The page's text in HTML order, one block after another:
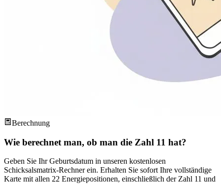
Berechnung
Wie berechnet man, ob man die Zahl 11 hat?
Geben Sie Ihr Geburtsdatum in unseren kostenlosen
Schicksalsmatrix-Rechner ein. Erhalten Sie sofort Ihre vollständige
Karte mit allen 22 Energiepositionen, einschließlich der Zahl 11 und